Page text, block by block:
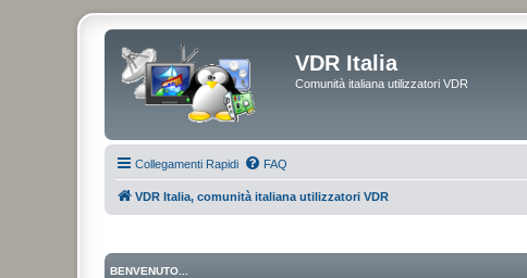
VDR Italia
Comunità italiana utilizzatori VDR
Collegamenti Rapidi FAQ
VDR Italia, comunità italiana utilizzatori VDR
BENVENUTO...